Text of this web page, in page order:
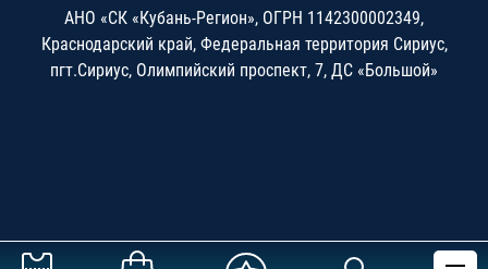
АНО «СК «Кубань-Регион», ОГРН 1142300002349,
Краснодарский край, Федеральная территория Сириус,
пгт.Сириус, Олимпийский проспект, 7, ДС «Большой»